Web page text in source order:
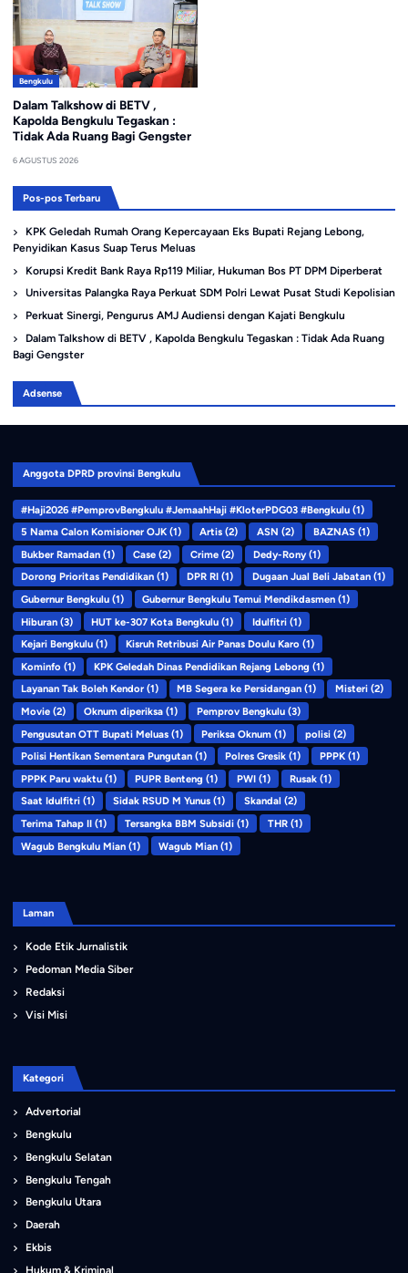
Bengkulu
Dalam Talkshow di BETV ,
Kapolda Bengkulu Tegaskan :
Tidak Ada Ruang Bagi Gengster
6 AGUSTUS 2026
Pos-pos Terbaru
KPK Geledah Rumah Orang Kepercayaan Eks Bupati Rejang Lebong,
Penyidikan Kasus Suap Terus Meluas
Korupsi Kredit Bank Raya Rp119 Miliar, Hukuman Bos PT DPM Diperberat
Universitas Palangka Raya Perkuat SDM Polri Lewat Pusat Studi Kepolisian
Perkuat Sinergi, Pengurus AMJ Audiensi dengan Kajati Bengkulu
Dalam Talkshow di BETV , Kapolda Bengkulu Tegaskan : Tidak Ada Ruang
Bagi Gengster
Adsense
Anggota DPRD provinsi Bengkulu
#Haji2026 #PemprovBengkulu #JemaahHaji #KloterPDG03 #Bengkulu(1)
5 Nama Calon Komisioner OJK(1) Artis (2) ASN (2) BAZNAS (1)
Bukber Ramadan(1) Case (2) Crime (2) Dedy-Rony(1)
Dorong Prioritas Pendidikan(1) DPR RI (1) Dugaan Jual Beli Jabatan (1)
Gubernur Bengkulu(1) Gubernur Bengkulu Temui Mendikdasmen (1)
Hiburan(3) HUT ke-307 Kota Bengkulu (1) Idulfitri (1)
Kejari Bengkulu(1) Kisruh Retribusi Air Panas Doulu Karo (1)
Kominfo(1) KPK Geledah Dinas Pendidikan Rejang Lebong (1)
Layanan Tak Boleh Kendor(1) MB Segera ke Persidangan (1) Misteri (2)
Movie(2) Oknum diperiksa (1) Pemprov Bengkulu (3)
Pengusutan OTT Bupati Meluas(1) Periksa Oknum (1) polisi (2)
Polisi Hentikan Sementara Pungutan(1) Polres Gresik (1) PPPK (1)
PPPK Paru waktu(1) PUPR Benteng (1) PWI (1) Rusak (1)
Saat Idulfitri(1) Sidak RSUD M Yunus (1) Skandal (2)
Terima Tahap II(1) Tersangka BBM Subsidi (1) THR (1)
Wagub Bengkulu Mian(1) Wagub Mian (1)
Laman
Kode Etik Jurnalistik
Pedoman Media Siber
Redaksi
Visi Misi
Kategori
Advertorial
Bengkulu
Bengkulu Selatan
Bengkulu Tengah
Bengkulu Utara
Daerah
Ekbis
Hukum & Kriminal